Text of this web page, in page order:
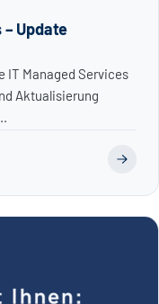
– Update
Aktualisierung